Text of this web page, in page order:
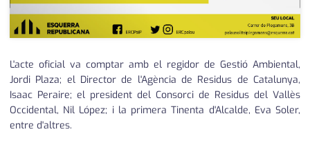
L'acte oficial va comptar amb el regidor de Gestió Ambiental,
Jordi Plaza; el Director de l'Agència de Residus de Catalunya,
Isaac Peraire; el president del Consorci de Residus del Vallès
Occidental, Nil López; i la primera Tinenta d'Alcalde, Eva Soler,
entre d'altres.